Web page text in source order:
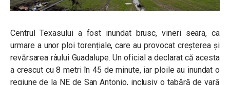
Centrul Texasului a fost inundat brusc, vineri seara, ca
urmare a unor ploi torențiale, care au provocat creșterea și
revărsarea râului Guadalupe. Un oficial a declarat că acesta
a crescut cu 8 metri în 45 de minute, iar ploile au inundat o
regiune de la NE de San Antonio, inclusiv o tabără de vară